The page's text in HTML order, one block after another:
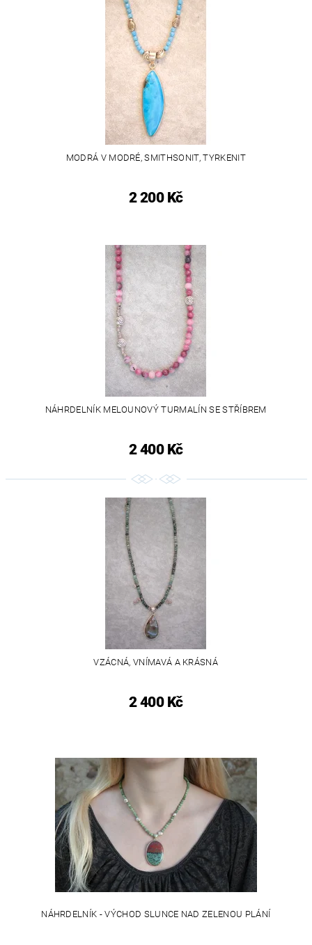
MODRÁ V MODRÉ, SMITHSONIT, TYRKENIT
2 200 Kč
NÁHRDELNÍK MELOUNOVÝ TURMALÍN SE STŘÍBREM
2 400 Kč
VZÁCNÁ, VNÍMAVÁ A KRÁSNÁ
2 400 Kč
NÁHRDELNÍK - VÝCHOD SLUNCE NAD ZELENOU PLÁNÍ